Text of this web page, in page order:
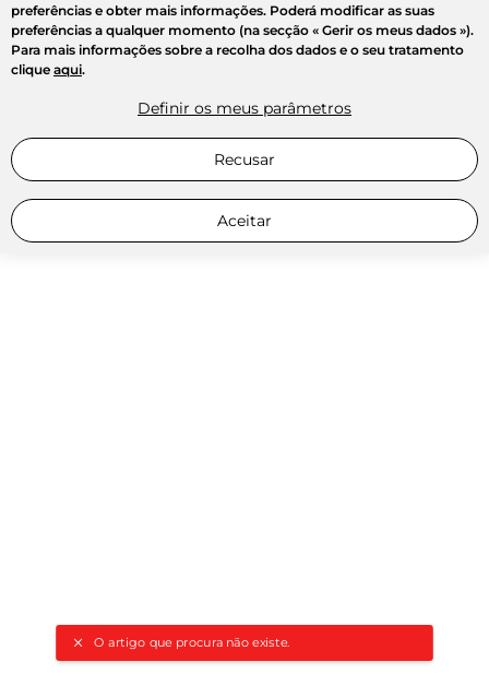
O artigo que procura não existe.
preferências e obter mais informações. Poderá modificar as suas
preferências a qualquer momento (na secção « Gerir os meus dados »).
Para mais informações sobre a recolha dos dados e o seu tratamento
clique aqui.
Definir os meus parâmetros
Recusar
Aceitar